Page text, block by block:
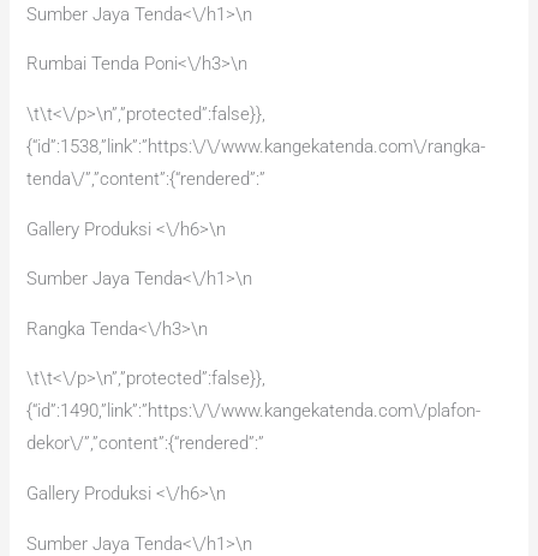
Sumber Jaya Tenda<\/h1>\n
Rumbai Tenda Poni<\/h3>\n
\t\t<\/p>\n”,”protected”:false}},
{“id”:1538,”link”:”https:\/\/www.kangekatenda.com\/rangka-
tenda\/”,”content”:{“rendered”:”
Gallery Produksi <\/h6>\n
Sumber Jaya Tenda<\/h1>\n
Rangka Tenda<\/h3>\n
\t\t<\/p>\n”,”protected”:false}},
{“id”:1490,”link”:”https:\/\/www.kangekatenda.com\/plafon-
dekor\/”,”content”:{“rendered”:”
Gallery Produksi <\/h6>\n
Sumber Jaya Tenda<\/h1>\n